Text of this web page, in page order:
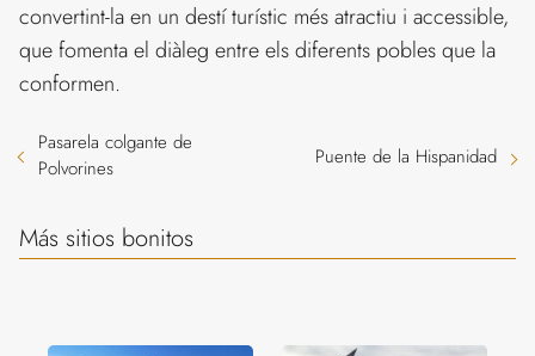
convertint-la en un destí turístic més atractiu i accessible,
que fomenta el diàleg entre els diferents pobles que la
conformen.
Pasarela colgante de
Polvorines
Puente de la Hispanidad
Más sitios bonitos